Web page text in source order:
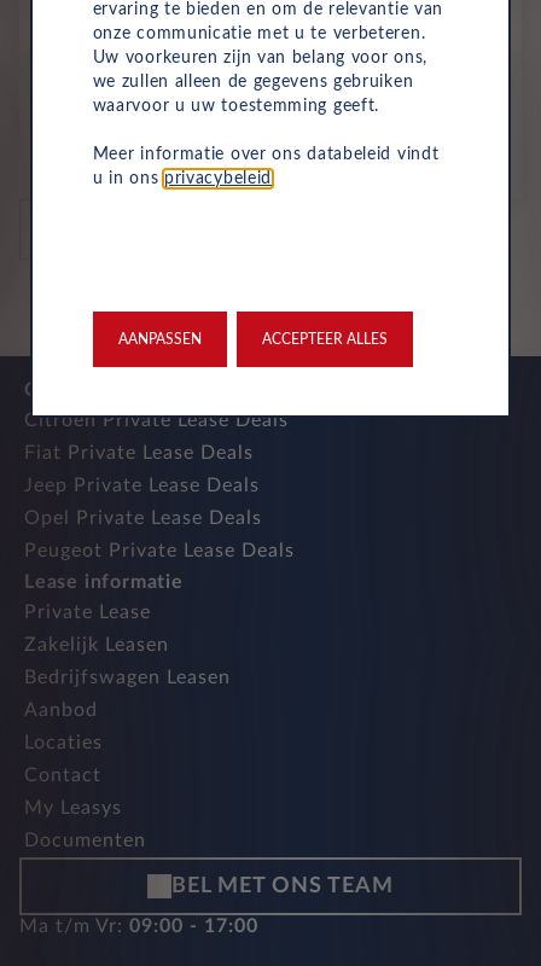
No 8
All-inclusive prijs vanaf
788
o.b.v 60 mnd en 10,000 km/j
Onze top merken
Citroen Private Lease Deals
Fiat Private Lease Deals
Jeep Private Lease Deals
Opel Private Lease Deals
Peugeot Private Lease Deals
Lease informatie
Private Lease
Zakelijk Leasen
Bedrijfswagen Leasen
Aanbod
Locaties
Contact
My Leasys
Documenten
BEL MET ONS TEAM
Ma t/m Vr: 09:00 - 17:00
ervaring te bieden en om de relevantie van
onze communicatie met u te verbeteren.
Uw voorkeuren zijn van belang voor ons,
we zullen alleen de gegevens gebruiken
waarvoor u uw toestemming geeft.
Meer informatie over ons databeleid vindt
u in ons privacybeleid
AANPASSEN ACCEPTEER ALLES